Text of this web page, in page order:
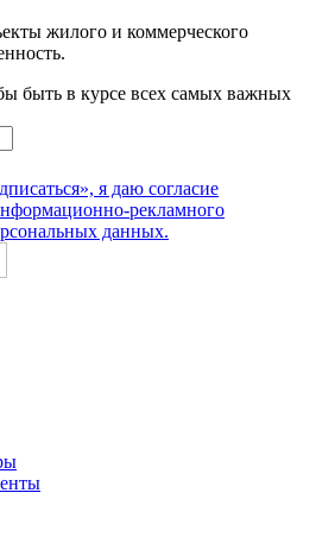
жилого и коммерческого
быть в курсе всех самых важных
я даю согласие
рекламного
данных.